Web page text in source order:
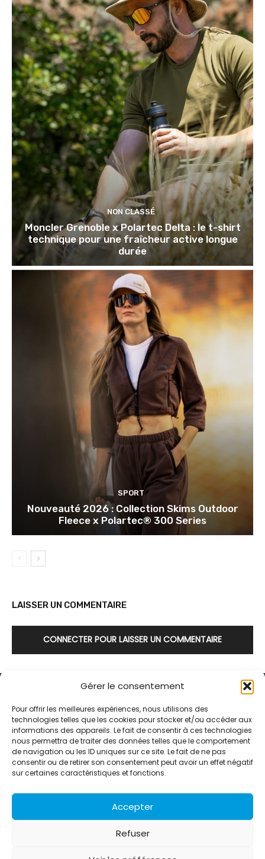
Gérer le consentement
Pour offrir les meilleures expériences, nous utilisons des
technologies telles que les cookies pour stocker et/ou accéder aux
informations des appareils. Le fait de consentir à ces technologies
nous permettra de traiter des données telles que le comportement
de navigation ou les ID uniques sur ce site. Le fait de ne pas
consentir ou de retirer son consentement peut avoir un effet négatif
sur certaines caractéristiques et fonctions.
Accepter
Refuser
NON CLASSÉ
Moncler Grenoble x Polartec Delta : le t-shirt
technique pour une fraîcheur active longue
durée
SPORT
Nouveauté 2026 : Collection Skims Outdoor
Fleece x Polartec® 300 Series
LAISSER UN COMMENTAIRE
CONNECTER POUR LAISSER UN COMMENTAIRE
Alternative Média est une agence de relations presse et de
relations publiques basée à Grenoble. Depuis 1995, elle conçoit et
pilote des stratégies de visibilité en France et à l’international
grâce à un réseau d’agences partenaires.